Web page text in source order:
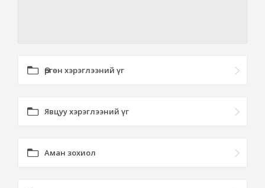
Өргөн хэрэглээний үг
Явцуу хэрэглээний үг
Аман зохиол